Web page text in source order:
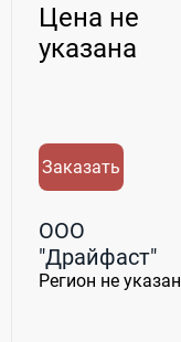
Цена не
указана
Заказать
ООО
"Драйфаст"
Регион не указан